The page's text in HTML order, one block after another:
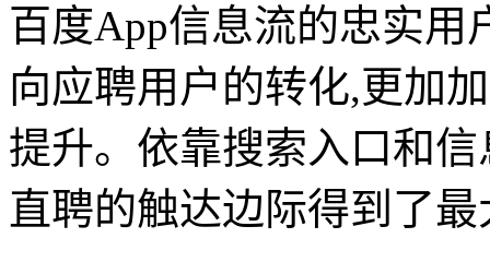
百度App信息流的忠实用
向应聘用户的转化,更加
提升。依靠搜索入口和
直聘的触达边际得到了